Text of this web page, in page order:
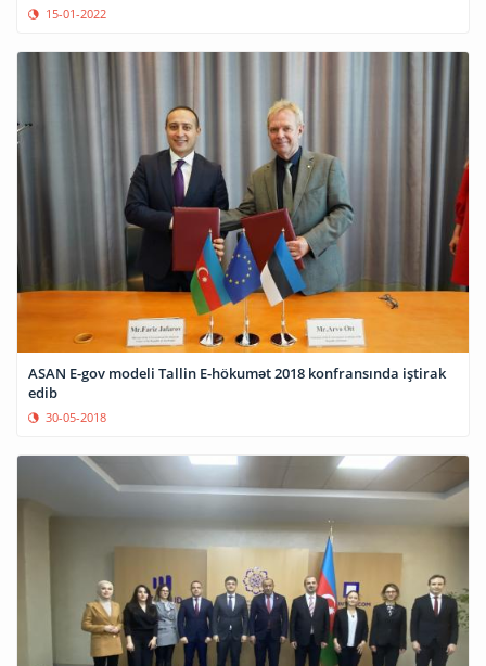
15-01-2022
ASAN E-gov modeli Tallin E-hökumət 2018 konfransında iştirak
edib
30-05-2018